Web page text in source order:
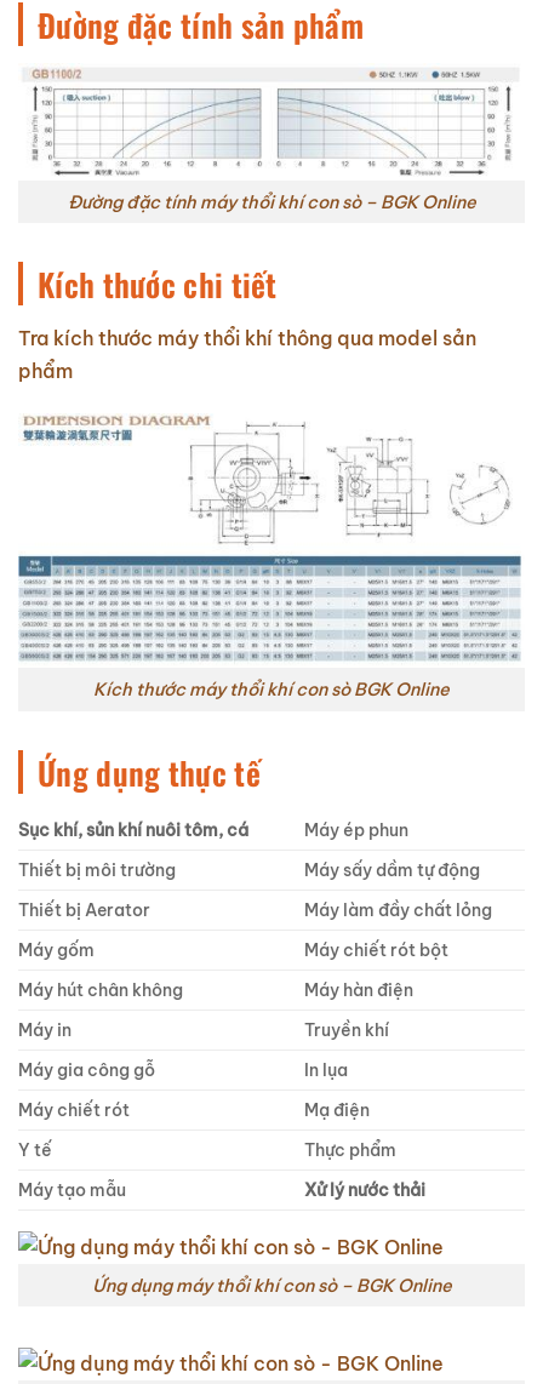
Đường đặc tính sản phẩm
Đường đặc tính máy thổi khí con sò – BGK Online
Kích thước chi tiết
Tra kích thước máy thổi khí thông qua model sản
phẩm
Kích thước máy thổi khí con sò BGK Online
Ứng dụng thực tế
Sục khí, sủn khí nuôi tôm, cá
Máy ép phun
Thiết bị môi trường
Máy sấy dầm tự động
Thiết bị Aerator
Máy làm đầy chất lỏng
Máy gốm
Máy chiết rót bột
Máy hút chân không
Máy hàn điện
Máy in
Truyền khí
Máy gia công gỗ
In lụa
Máy chiết rót
Mạ điện
Y tế
Thực phẩm
Máy tạo mẫu
Xử lý nước thải
Ứng dụng máy thổi khí con sò – BGK Online